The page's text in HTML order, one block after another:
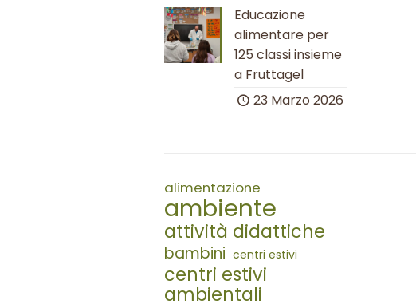
Educazione
alimentare per
125 classi insieme
a Fruttagel
23 Marzo 2026
alimentazione
ambiente
attività didattiche
bambini centri estivi
centri estivi
ambientali